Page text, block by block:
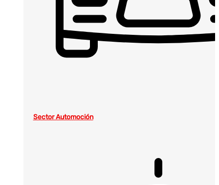
Sector Automoción